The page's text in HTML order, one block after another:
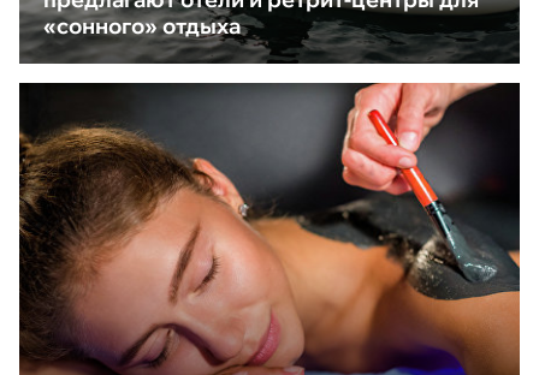
«сонного» отдыха